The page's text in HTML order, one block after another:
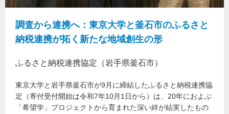
調査から連携へ：東京大学と釜石市のふるさと
納税連携が拓く新たな地域創生の形
ふるさと納税連携協定（岩手県釜石市）
東京大学と岩手県釜石市が9月に締結したふるさと納税連携協
定（寄付受付開始は令和7年10月1日から）は、20年におよぶ
「希望学」プロジェクトから育まれた深い絆が結実したもの